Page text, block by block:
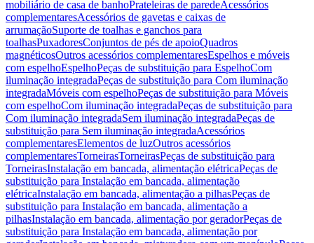
mobiliário de casa de banhoPrateleiras de paredeAcessórios
complementaresAcessórios de gavetas e caixas de
arrumaçãoSuporte de toalhas e ganchos para
toalhasPuxadoresConjuntos de pés de apoioQuadros
magnéticosOutros acessórios complementaresEspelhos e móveis
com espelhoEspelhoPeças de substituição para EspelhoCom
iluminação integradaPeças de substituição para Com iluminação
integradaMóveis com espelhoPeças de substituição para Móveis
com espelhoCom iluminação integradaPeças de substituição para
Com iluminação integradaSem iluminação integradaPeças de
substituição para Sem iluminação integradaAcessórios
complementaresElementos de luzOutros acessórios
complementaresTorneirasTorneirasPeças de substituição para
TorneirasInstalação em bancada, alimentação elétricaPeças de
substituição para Instalação em bancada, alimentação
elétricaInstalação em bancada, alimentação a pilhasPeças de
substituição para Instalação em bancada, alimentação a
pilhasInstalação em bancada, alimentação por geradorPeças de
substituição para Instalação em bancada, alimentação por